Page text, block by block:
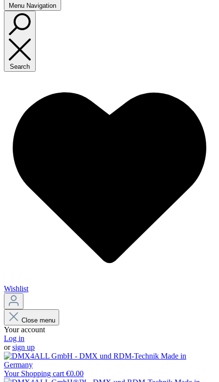
Menu Navigation
Search
Wishlist
Close menu
Your account
Log in
orsign up
Your Shopping cart €0.00